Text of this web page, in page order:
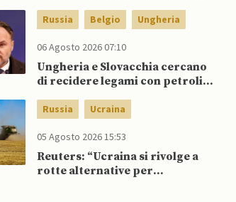
Russia Belgio Ungheria
06 Agosto 2026 07:10
Ungheria e Slovacchia cercano
di recidere legami con petrolio
dipendenza da GNL russo
Russia Ucraina
05 Agosto 2026 15:53
Reuters: “Ucraina si rivolge a
rotte alternative per